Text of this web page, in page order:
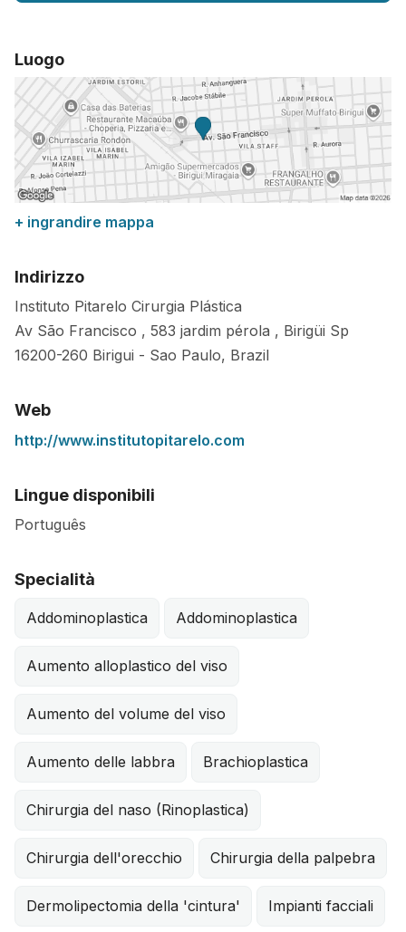
Luogo
+ ingrandire mappa
Indirizzo
Instituto Pitarelo Cirurgia Plástica
Av São Francisco , 583 jardim pérola , Birigüi Sp
16200-260 Birigui - Sao Paulo, Brazil
Web
http://www.institutopitarelo.com
Lingue disponibili
Português
Specialità
Addominoplastica Addominoplastica
Aumento alloplastico del viso
Aumento del volume del viso
Aumento delle labbra Brachioplastica
Chirurgia del naso (Rinoplastica)
Chirurgia dell'orecchio Chirurgia della palpebra
Dermolipectomia della 'cintura' Impianti facciali